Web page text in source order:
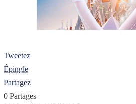
Tweetez
Épingle
Partagez
0 Partages